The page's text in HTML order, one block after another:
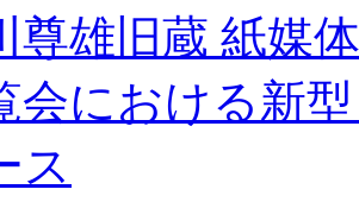
尊雄旧蔵 紙媒
会における新
ス